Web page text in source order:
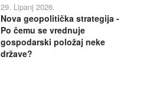
29. Lipanj 2026.
Nova geopolitička strategija -
Po čemu se vrednuje
gospodarski položaj neke
države?